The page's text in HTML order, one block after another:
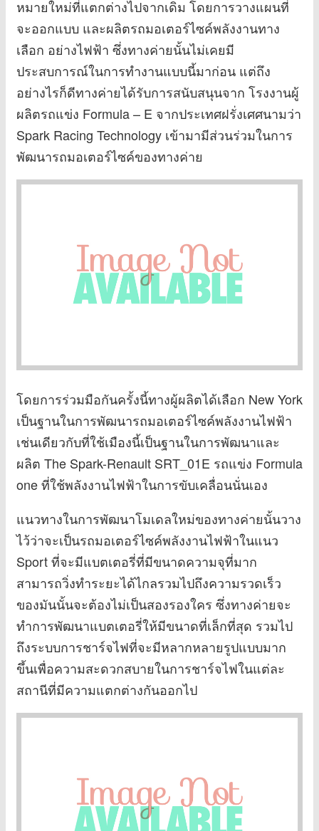
หมายใหม่ที่แตกต่างไปจากเดิม โดยการวางแผนที่
จะออกแบบ และผลิตรถมอเตอร์ไซค์พลังงานทาง
เลือก อย่างไฟฟ้า ซึ่งทางค่ายนั้นไม่เคยมี
ประสบการณ์ในการทำงานแบบนี้มาก่อน แต่ถึง
อย่างไรก็ดีทางค่ายได้รับการสนับสนุนจาก โรงงานผู้
ผลิตรถแข่ง Formula – E จากประเทศฝรั่งเศศนามว่า
Spark Racing Technology เข้ามามีส่วนร่วมในการ
พัฒนารถมอเตอร์ไซค์ของทางค่าย
โดยการร่วมมือกันครั้งนี้ทางผู้ผลิตได้เลือก New York
เป็นฐานในการพัฒนารถมอเตอร์ไซค์พลังงานไฟฟ้า
เช่นเดียวกับที่ใช้เมืองนี้เป็นฐานในการพัฒนาและ
ผลิต The Spark-Renault SRT_01E รถแข่ง Formula
one ที่ใช้พลังงานไฟฟ้าในการขับเคลื่อนนั่นเอง
แนวทางในการพัฒนาโมเดลใหม่ของทางค่ายนั้นวาง
ไว้ว่าจะเป็นรถมอเตอร์ไซค์พลังงานไฟฟ้าในแนว
Sport ที่จะมีแบตเตอรี่ที่มีขนาดความจุที่มาก
สามารถวิ่งทำระยะได้ไกลรวมไปถึงความรวดเร็ว
ของมันนั้นจะต้องไม่เป็นสองรองใคร ซึ่งทางค่ายจะ
ทำการพัฒนาแบตเตอรี่ให้มีขนาดที่เล็กที่สุด รวมไป
ถึงระบบการชาร์จไฟที่จะมีหลากหลายรูปแบบมาก
ขึ้นเพื่อความสะดวกสบายในการชาร์จไฟในแต่ละ
สถานีที่มีความแตกต่างกันออกไป